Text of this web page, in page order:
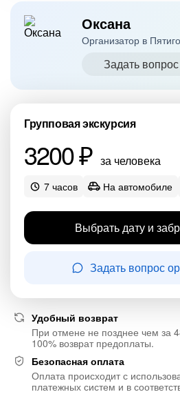
Оксана
Организатор в
Задать вопрос
Групповая экскурсия
3200 ₽ за человека
7 часов На автомобиле
Выбрать дату и
Задать вопрос
Удобный возврат
При отмене не позднее чем за
100% возврат предоплаты.
Безопасная оплата
Оплата происходит с
платежных систем и в